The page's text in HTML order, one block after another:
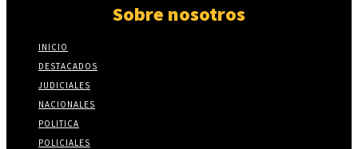
Sobre nosotros
INICIO
DESTACADOS
JUDICIALES
NACIONALES
POLITICA
POLICIALES